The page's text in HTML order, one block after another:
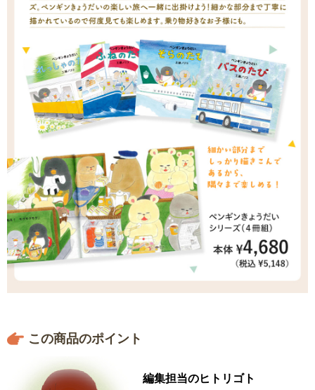
この商品のポイント
編集担当のヒトリゴト